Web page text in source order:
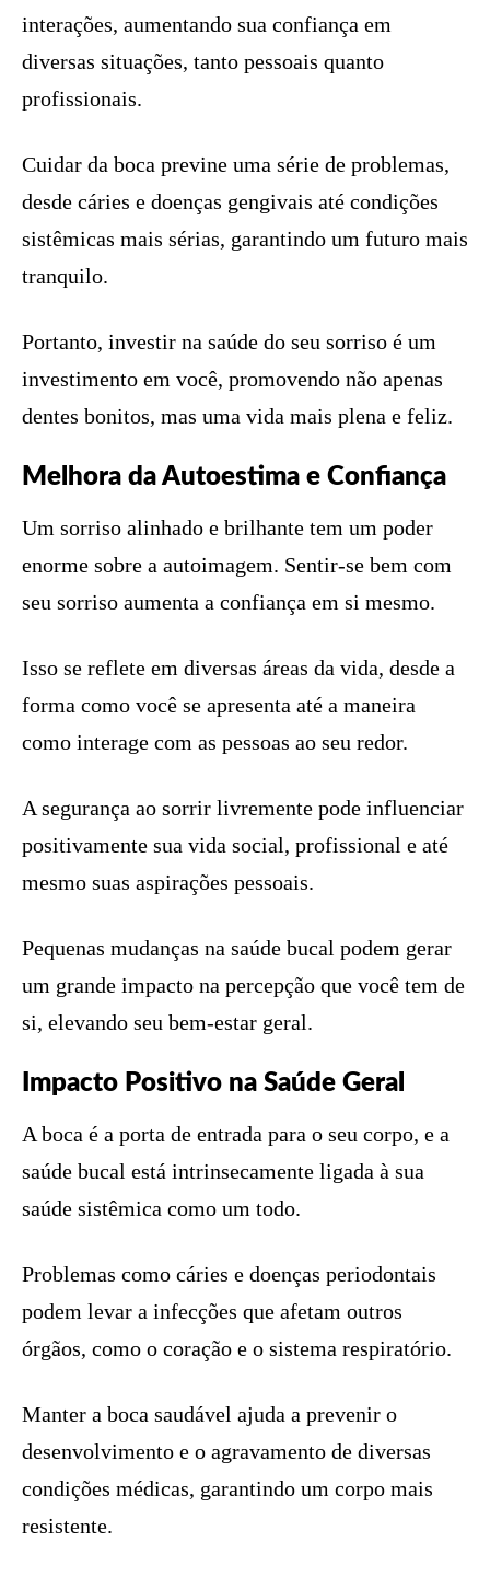
interações, aumentando sua confiança em
diversas situações, tanto pessoais quanto
profissionais.
Cuidar da boca previne uma série de problemas,
desde cáries e doenças gengivais até condições
sistêmicas mais sérias, garantindo um futuro mais
tranquilo.
Portanto, investir na saúde do seu sorriso é um
investimento em você, promovendo não apenas
dentes bonitos, mas uma vida mais plena e feliz.
Melhora da Autoestima e Confiança
Um sorriso alinhado e brilhante tem um poder
enorme sobre a autoimagem. Sentir-se bem com
seu sorriso aumenta a confiança em si mesmo.
Isso se reflete em diversas áreas da vida, desde a
forma como você se apresenta até a maneira
como interage com as pessoas ao seu redor.
A segurança ao sorrir livremente pode influenciar
positivamente sua vida social, profissional e até
mesmo suas aspirações pessoais.
Pequenas mudanças na saúde bucal podem gerar
um grande impacto na percepção que você tem de
si, elevando seu bem-estar geral.
Impacto Positivo na Saúde Geral
A boca é a porta de entrada para o seu corpo, e a
saúde bucal está intrinsecamente ligada à sua
saúde sistêmica como um todo.
Problemas como cáries e doenças periodontais
podem levar a infecções que afetam outros
órgãos, como o coração e o sistema respiratório.
Manter a boca saudável ajuda a prevenir o
desenvolvimento e o agravamento de diversas
condições médicas, garantindo um corpo mais
resistente.